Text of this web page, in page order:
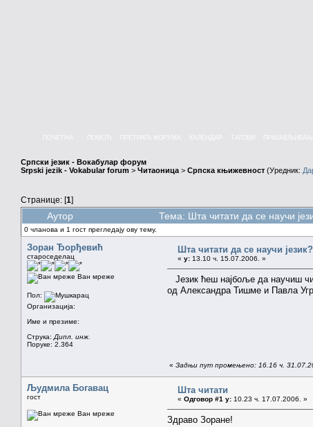
КАЛЕНДАР
Српски језик - Вокабулар форум
Srpski jezik - Vokabular forum > Читаоница > Српска књижевност (Уредник:
Странице: [1]
Аутор Тема: Шта читати да се научи
0 чланова и 1 гост прегледају ову тему.
Зоран Ђорђевић
староседелац
Ван мреже
Пол:
Организација:
Име и презиме:
Струка: Дипл. инж.
Поруке: 2.364
Шта читати да се научи језик?
« у: 13.10 ч. 15.07.2006. »
Језик ћеш најбоље да научиш
од Александра Тишме и Павла
« Задњи пут промењено: 16.16 ч.
Људмила Богавац
гост
Ван мреже
Шта читати
« Одговор #1 у: 10.23 ч. 17.07.2006. »
Здраво Зоране!